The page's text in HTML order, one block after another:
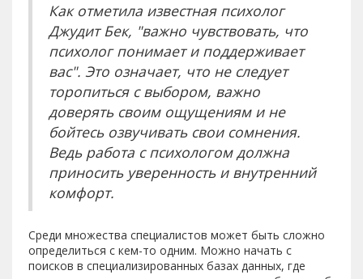
Как отметила известная психолог
Джудит Бек, "важно чувствовать, что
психолог понимает и поддерживает
вас". Это означает, что не следует
торопиться с выбором, важно
доверять своим ощущениям и не
бойтесь озвучивать свои сомнения.
Ведь работа с психологом должна
приносить уверенность и внутренний
комфорт.
Среди множества специалистов может быть сложно
определиться с кем-то одним. Можно начать с
поисков в специализированных базах данных, где